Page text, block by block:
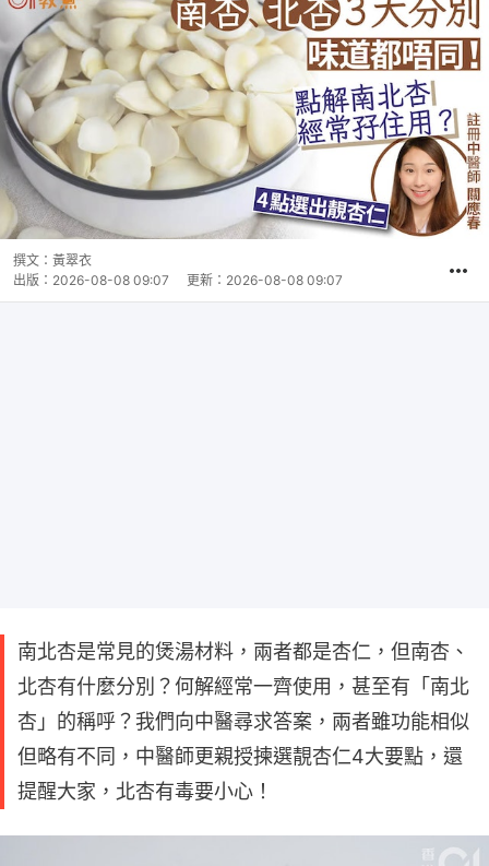
撰文： 黃翠衣
出版： 2026-08-08 09:07 更新： 2026-08-08 09:07
南北杏是常見的煲湯材料，兩者都是杏仁，但南杏、
北杏有什麼分別？何解經常一齊使用，甚至有「南北
杏」的稱呼？我們向中醫尋求答案，兩者雖功能相似
但略有不同，中醫師更親授揀選靚杏仁4大要點，還
提醒大家，北杏有毒要小心！